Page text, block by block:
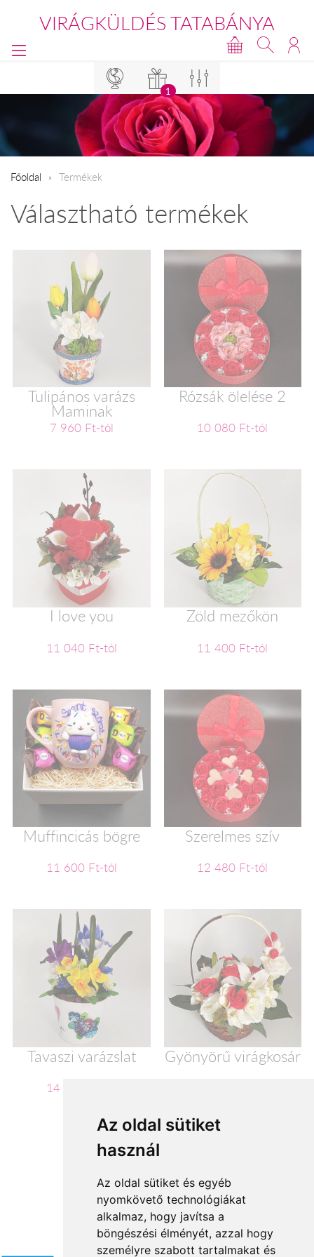
Az oldal sütiket
használ
Az oldal sütiket és egyéb
nyomkövető technológiákat
alkalmaz, hogy javítsa a
böngészési élményét, azzal hogy
személyre szabott tartalmakat és
VIRÁGKÜLDÉS TATABÁNYA
1
Főoldal Termékek
Választható termékek
Tulipános varázs
Maminak
7 960 Ft-tól
Rózsák ölelése 2
10 080 Ft-tól
I love you
11 040 Ft-tól
Zöld mezőkön
11 400 Ft-tól
Muffincicás bögre
11 600 Ft-tól
Szerelmes szív
12 480 Ft-tól
Tavaszi varázslat
14 320 Ft-tól
Gyönyörű virágkosár
1
Elfogadott fizetési módok